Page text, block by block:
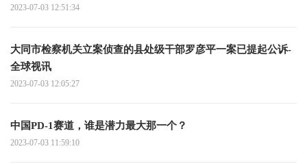
2023-07-03 12:51:34
大同市检察机关立案侦查的县处级干部罗彦平一案已提起公诉-
全球视讯
2023-07-03 12:05:27
中国PD-1赛道，谁是潜力最大那一个？
2023-07-03 11:59:10